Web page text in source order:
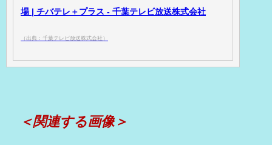
場 | チバテレ＋プラス - 千葉テレビ放送株式会社
（出典：千葉テレビ放送株式会社）
＜関連する画像＞